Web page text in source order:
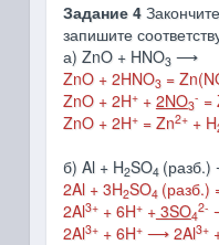
Задание 4
запишите
а) ZnO + HNO3⟶
ZnO + 2HNO3=
ZnO + 2H++ 2NO3
- =
ZnO + 2H+= Zn2++ H
б) Al + H2SO4
2Al + 3H2SO4 (разб.)
2Al3++ 6H++3SO4
2-
2Al3++ 6H+⟶ 2Al3+